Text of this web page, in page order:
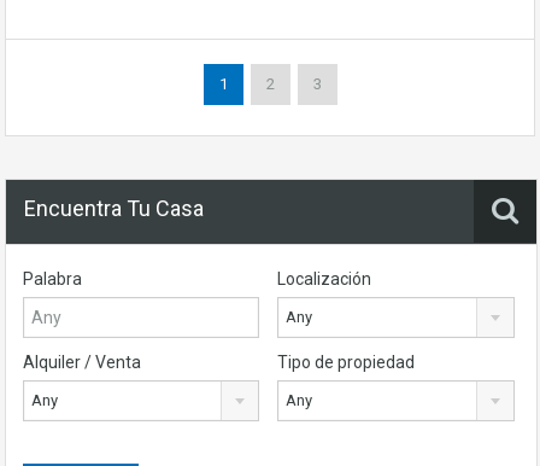
1 2 3
Encuentra Tu Casa
Palabra Localización
Any
Alquiler / Venta
Any
Tipo de propiedad
Any